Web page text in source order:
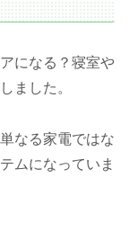
になる？寝室や
ました。
なる家電ではな
ムになっていま